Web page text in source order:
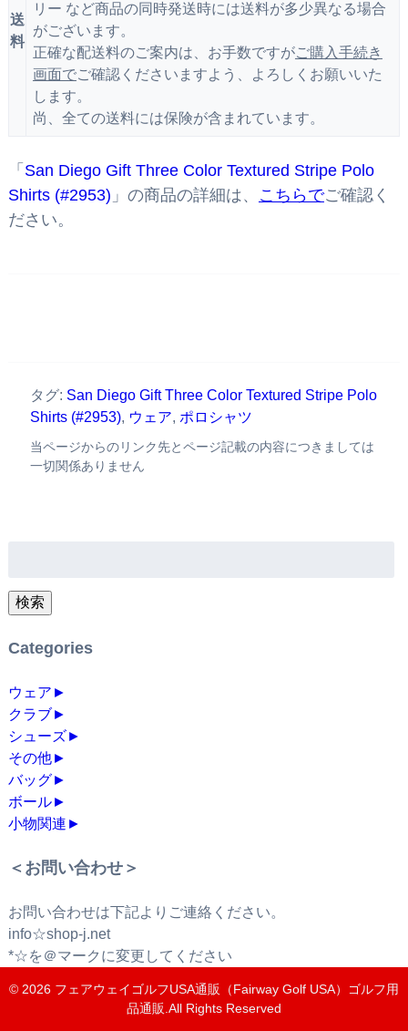
送
料
リー など商品の同時発送時には送料が多少異なる場合
がございます。
正確な配送料のご案内は、お手数ですがご購入手続き
画面でご確認くださいますよう、よろしくお願いいた
します。
尚、全ての送料には保険が含まれています。
「 San Diego Gift Three Color Textured Stripe Polo
Shirts (#2953) 」の商品の詳細は、 こちらでご確認く
ださい。
タグ: San Diego Gift Three Color Textured Stripe Polo
Shirts (#2953), ウェア, ポロシャツ
当ページからのリンク先とページ記載の内容につきましては
一切関係ありません
検索
Categories
ウェア ►
クラブ►
シューズ►
その他►
バッグ►
ボール►
小物関連 ►
＜お問い合わせ＞
お問い合わせは下記よりご連絡ください。
info☆shop-j.net
*☆を＠マークに変更してください
© 2026 フェアウェイゴルフUSA通販（Fairway Golf USA）ゴルフ用
品通販 .All Rights Reserved